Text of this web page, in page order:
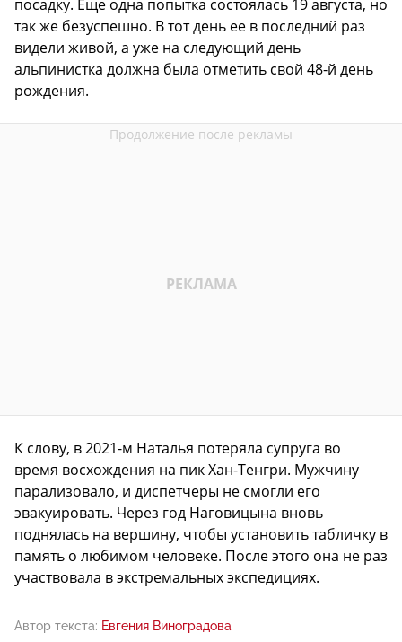
посадку. Еще одна попытка состоялась 19 августа, но
так же безуспешно. В тот день ее в последний раз
видели живой, а уже на следующий день
альпинистка должна была отметить свой 48-й день
рождения.
К слову, в 2021-м Наталья потеряла супруга во
время восхождения на пик Хан-Тенгри. Мужчину
парализовало, и диспетчеры не смогли его
эвакуировать. Через год Наговицына вновь
поднялась на вершину, чтобы установить табличку в
память о любимом человеке. После этого она не раз
участвовала в экстремальных экспедициях.
Автор текста: Евгения Виноградова